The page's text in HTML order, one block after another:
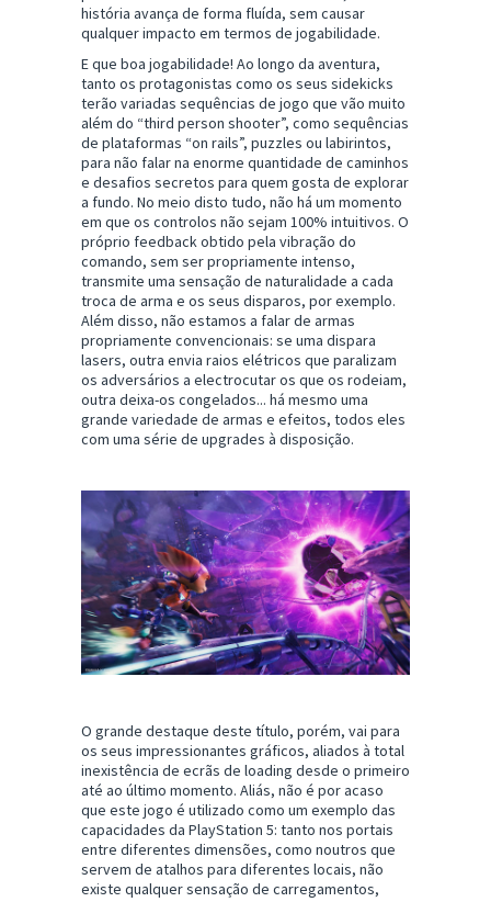
história avança de forma fluída, sem causar
qualquer impacto em termos de jogabilidade.
E que boa jogabilidade! Ao longo da aventura,
tanto os protagonistas como os seus sidekicks
terão variadas sequências de jogo que vão muito
além do “third person shooter”, como sequências
de plataformas “on rails”, puzzles ou labirintos,
para não falar na enorme quantidade de caminhos
e desafios secretos para quem gosta de explorar
a fundo. No meio disto tudo, não há um momento
em que os controlos não sejam 100% intuitivos. O
próprio feedback obtido pela vibração do
comando, sem ser propriamente intenso,
transmite uma sensação de naturalidade a cada
troca de arma e os seus disparos, por exemplo.
Além disso, não estamos a falar de armas
propriamente convencionais: se uma dispara
lasers, outra envia raios elétricos que paralizam
os adversários a electrocutar os que os rodeiam,
outra deixa-os congelados... há mesmo uma
grande variedade de armas e efeitos, todos eles
com uma série de upgrades à disposição.
O grande destaque deste título, porém, vai para
os seus impressionantes gráficos, aliados à total
inexistência de ecrãs de loading desde o primeiro
até ao último momento. Aliás, não é por acaso
que este jogo é utilizado como um exemplo das
capacidades da PlayStation 5: tanto nos portais
entre diferentes dimensões, como noutros que
servem de atalhos para diferentes locais, não
existe qualquer sensação de carregamentos,